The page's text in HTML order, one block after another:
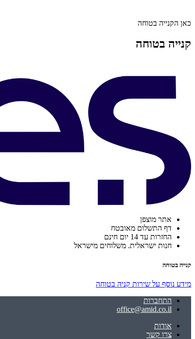
כאן הקנייה בטוחה
קנייה בטוחה
אתר מוצפן
דף התשלום מאובטח
החזרות עד 14 יום חינם
חנות ישראלית. משלוחים מישראל
קנייה בטוחה
מידע נוסף על שירות קניה בטוחה
התחברות
office@amid.co.il
אודות
צרו קשר